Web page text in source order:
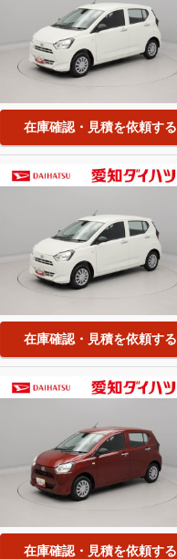
在庫確認・見積を依頼する
在庫確認・見積を依頼する
在庫確認・見積を依頼する